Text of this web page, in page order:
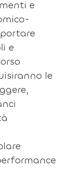
e
e
le